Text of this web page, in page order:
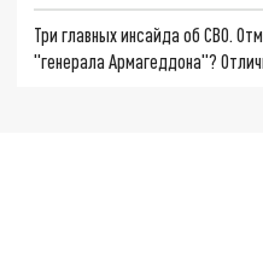
Три главных инсайда об СВО.
"генерала Армагеддона"?